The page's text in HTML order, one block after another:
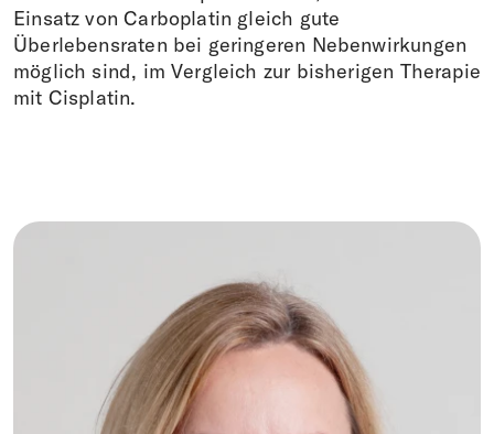
Einsatz von Carboplatin gleich gute
Überlebensraten bei geringeren Nebenwirkungen
möglich sind, im Vergleich zur bisherigen Therapie
mit Cisplatin.